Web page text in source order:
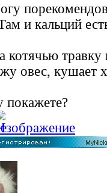
и кальций
травку
овес, кушает
покажете?